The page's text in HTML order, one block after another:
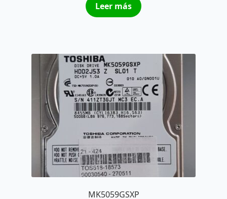
Leer más
MK5059GSXP